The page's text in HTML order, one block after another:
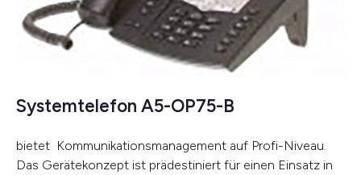
Systemtelefon A5-OP75-B
bietet Kommunikationsmanagement auf Profi-Niveau.
Das Gerätekonzept ist prädestiniert für einen Einsatz in